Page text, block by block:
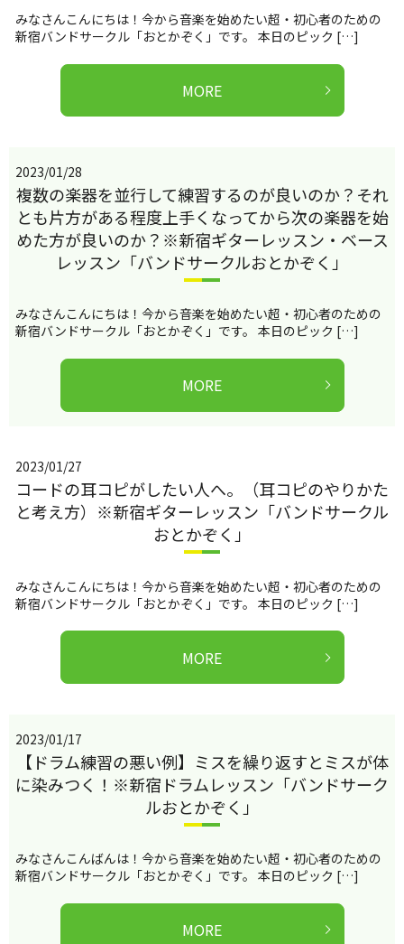
みなさんこんにちは！今から音楽を始めたい超・初心者のための
新宿バンドサークル「おとかぞく」です。 本日のピック […]
MORE
2023/01/28
複数の楽器を並行して練習するのが良いのか？それ
とも片方がある程度上手くなってから次の楽器を始
めた方が良いのか？※新宿ギターレッスン・ベース
レッスン「バンドサークルおとかぞく」
みなさんこんにちは！今から音楽を始めたい超・初心者のための
新宿バンドサークル「おとかぞく」です。 本日のピック […]
MORE
2023/01/27
コードの耳コピがしたい人へ。（耳コピのやりかた
と考え方）※新宿ギターレッスン「バンドサークル
おとかぞく」
みなさんこんにちは！今から音楽を始めたい超・初心者のための
新宿バンドサークル「おとかぞく」です。 本日のピック […]
MORE
2023/01/17
【ドラム練習の悪い例】ミスを繰り返すとミスが体
に染みつく！※新宿ドラムレッスン「バンドサーク
ルおとかぞく」
みなさんこんばんは！今から音楽を始めたい超・初心者のための
新宿バンドサークル「おとかぞく」です。 本日のピック […]
MORE